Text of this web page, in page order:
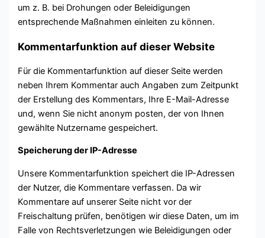
um z. B. bei Drohungen oder Beleidigungen
entsprechende Maßnahmen einleiten zu können.
Kommentarfunktion auf dieser Website
Für die Kommentarfunktion auf dieser Seite werden
neben Ihrem Kommentar auch Angaben zum Zeitpunkt
der Erstellung des Kommentars, Ihre E-Mail-Adresse
und, wenn Sie nicht anonym posten, der von Ihnen
gewählte Nutzername gespeichert.
Speicherung der IP-Adresse
Unsere Kommentarfunktion speichert die IP-Adressen
der Nutzer, die Kommentare verfassen. Da wir
Kommentare auf unserer Seite nicht vor der
Freischaltung prüfen, benötigen wir diese Daten, um im
Falle von Rechtsverletzungen wie Beleidigungen oder